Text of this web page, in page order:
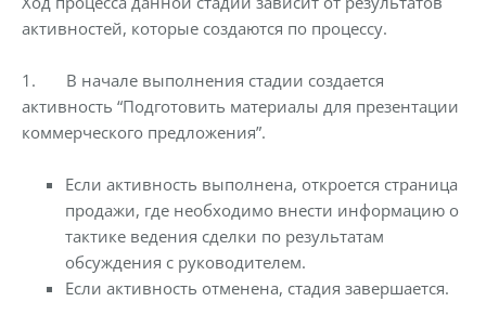
активностей, которые создаются по процессу.
1. В начале выполнения стадии создается
активность “Подготовить материалы для презентации
коммерческого предложения”.
Если активность выполнена, откроется страница
продажи, где необходимо внести информацию о
тактике ведения сделки по результатам
обсуждения с руководителем.
Если активность отменена, стадия завершается.